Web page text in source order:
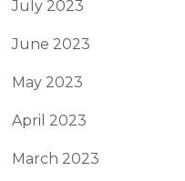
July 2023
June 2023
May 2023
April 2023
March 2023